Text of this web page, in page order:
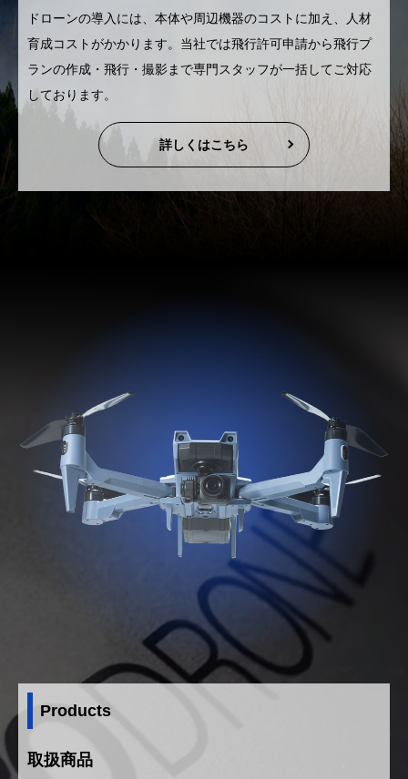
ドローンの導入には、本体や周辺機器のコストに加え、人材
育成コストがかかります。当社では飛行許可申請から飛行プ
ランの作成・飛行・撮影まで専門スタッフが一括してご対応
しております。
詳しくはこちら
Products
取扱商品